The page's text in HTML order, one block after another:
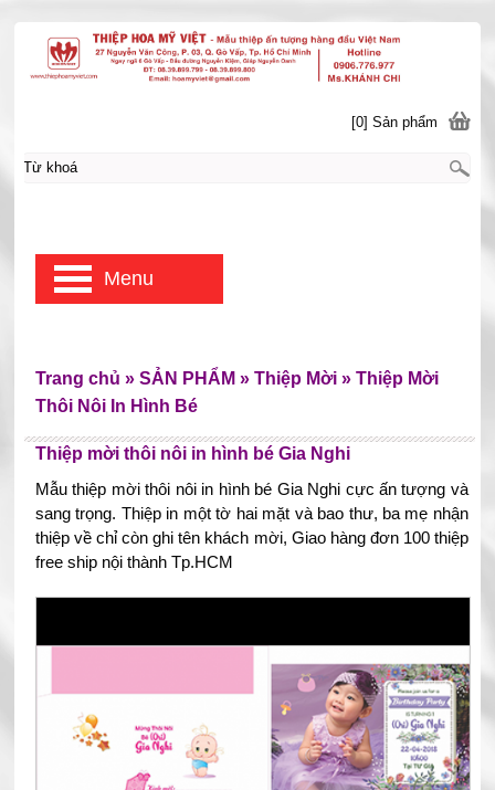
Thiệp mời thôi nôi in hình bé Gia Nghi
Mẫu thiệp mời thôi nôi in hình bé Gia Nghi cực ấn tượng và
sang trọng. Thiệp in một tờ hai mặt và bao thư, ba mẹ nhận
thiệp về chỉ còn ghi tên khách mời, Giao hàng đơn 100 thiệp
free ship nội thành Tp.HCM
Trang chủ » SẢN PHẨM » Thiệp Mời » Thiệp Mời
Thôi Nôi In Hình Bé
[0] Sản phẩm
Menu